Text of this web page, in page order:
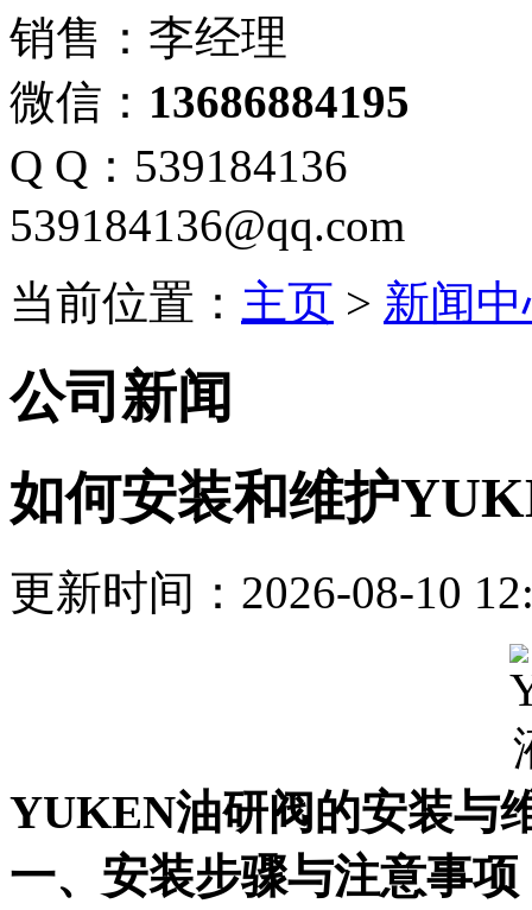
销售：李经理
微信： 13686884195
Q Q：539184136
539184136@qq.com
当前位置： 主页 > 新闻
公司新闻
如何安装和维护
更新时间：2026-08-10
YUKEN油研阀的安装与
一、安装步骤与注意事项‌